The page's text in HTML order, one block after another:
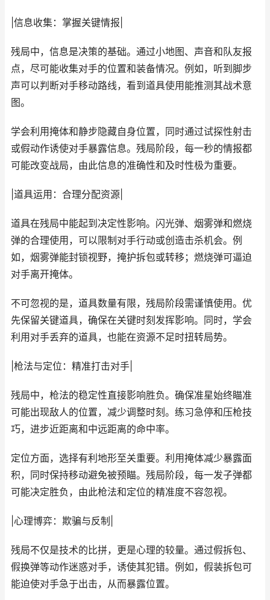
|信息收集：掌握关键情报|
残局中，信息是决策的基础。通过小地图、声音和队友报
点，尽可能收集对手的位置和装备情况。例如，听到脚步
声可以判断对手移动路线，看到道具使用能推测其战术意
图。
学会利用掩体和静步隐藏自身位置，同时通过试探性射击
或假动作诱使对手暴露信息。残局阶段，每一秒的情报都
可能改变战局，由此信息的准确性和及时性极为重要。
|道具运用：合理分配资源|
道具在残局中能起到决定性影响。闪光弹、烟雾弹和燃烧
弹的合理使用，可以限制对手行动或创造击杀机会。例
如，烟雾弹能封锁视野，掩护拆包或转移；燃烧弹可逼迫
对手离开掩体。
不可忽视的是，道具数量有限，残局阶段需谨慎使用。优
先保留关键道具，确保在关键时刻发挥影响。同时，学会
利用对手丢弃的道具，也能在资源不足时扭转局势。
|枪法与定位：精准打击对手|
残局中，枪法的稳定性直接影响胜负。确保准星始终瞄准
可能出现敌人的位置，减少调整时刻。练习急停和压枪技
巧，进步近距离和中远距离的命中率。
定位方面，选择有利地形至关重要。利用掩体减少暴露面
积，同时保持移动避免被预瞄。残局阶段，每一发子弹都
可能决定胜负，由此枪法和定位的精准度不容忽视。
|心理博弈：欺骗与反制|
残局不仅是技术的比拼，更是心理的较量。通过假拆包、
假换弹等动作迷惑对手，诱使其犯错。例如，假装拆包可
能迫使对手急于出击，从而暴露位置。